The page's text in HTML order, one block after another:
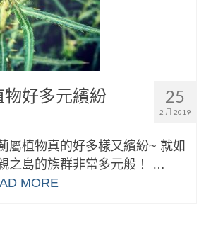
25
2 月 2019
好多元繽紛
屬植物真的好多樣又繽紛~ 就如
之島的族群非常多元般！ …
MORE